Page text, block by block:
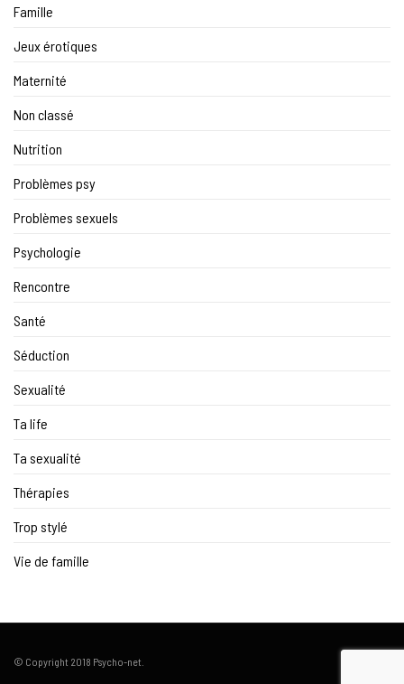
Famille
Jeux érotiques
Maternité
Non classé
Nutrition
Problèmes psy
Problèmes sexuels
Psychologie
Rencontre
Santé
Séduction
Sexualité
Ta life
Ta sexualité
Thérapies
Trop stylé
Vie de famille
© Copyright 2018 Psycho-net.